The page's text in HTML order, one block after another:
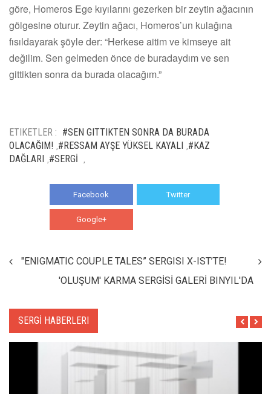
göre, Homeros Ege kıyılarını gezerken bir zeytin ağacının
gölgesine oturur. Zeytin ağacı, Homeros’un kulağına
fısıldayarak şöyle der: “Herkese aitim ve kimseye ait
değilim. Sen gelmeden önce de buradaydım ve sen
gittikten sonra da burada olacağım.”
ETIKETLER : #SEN GITTIKTEN SONRA DA BURADA
OLACAĞIM! #RESSAM AYŞE YÜKSEL KAYALI #KAZ
DAĞLARI #SERGİ
Facebook Twitter
Google+
"ENIGMATIC COUPLE TALES” SERGISI X-IST’TE!
'OLUŞUM' KARMA SERGİSİ GALERİ BINYIL'DA
SERGİ HABERLERI